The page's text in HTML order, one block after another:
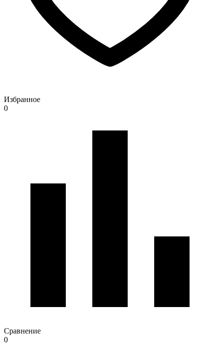
Избранное
0
Сравнение
0